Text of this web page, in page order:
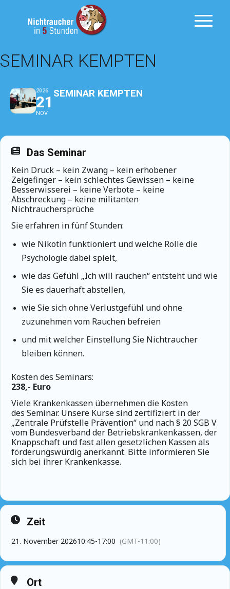
SEMINAR KEMPTEN
2026
21
NOV
SEMINAR KEMPTEN
Das Seminar
Kein Druck – kein Zwang – kein erhobener
Zeigefinger – kein schlechtes Gewissen – keine
Besserwisserei – keine Verbote – keine
Abschreckung – keine militanten
Nichtrauchersprüche
Sie erfahren in fünf Stunden:
wie Nikotin funktioniert und welche Rolle die
Psychologie dabei spielt,
wie das Gefühl „Ich will rauchen“ entsteht und wie
Sie es dauerhaft abstellen,
wie Sie sich ohne Verlustgefühl und ohne
zuzunehmen vom Rauchen befreien
und mit welcher Einstellung Sie Nichtraucher
bleiben können.
Kosten des Seminars:
238,- Euro
Viele Krankenkassen übernehmen die Kosten
des Seminar. Unsere Kurse sind zertifiziert in der
„Zentrale Prüfstelle Prävention“ und nach § 20 SGB V
vom Bundesverband der Betriebskrankenkassen, der
Knappschaft und fast allen gesetzlichen Kassen als
förderungswürdig anerkannt. Bitte informieren Sie
sich bei ihrer Krankenkasse.
Zeit
21. November 202610:45-17:00 (GMT-11:00)
Ort